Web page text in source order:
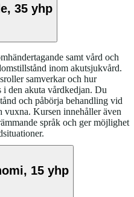
35 yhp
samt vård och
inom akutsjukvård.
samverkar och hur
i den akuta vårdkedjan. Du
och påbörja behandling vid
vuxna. Kursen innehåller även
språk och ger möjlighet
15 yhp